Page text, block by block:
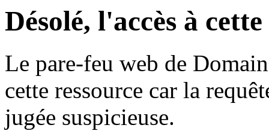
Désolé, l'accès à
Le pare-feu web de
cette ressource car la
jugée suspicieuse.